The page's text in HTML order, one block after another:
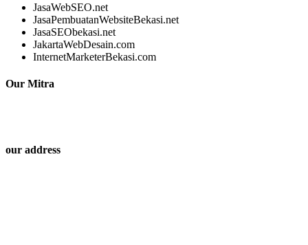
JasaWebSEO.net
JasaPembuatanWebsiteBekasi.net
JasaSEObekasi.net
JakartaWebDesain.com
InternetMarketerBekasi.com
Our Mitra
our address